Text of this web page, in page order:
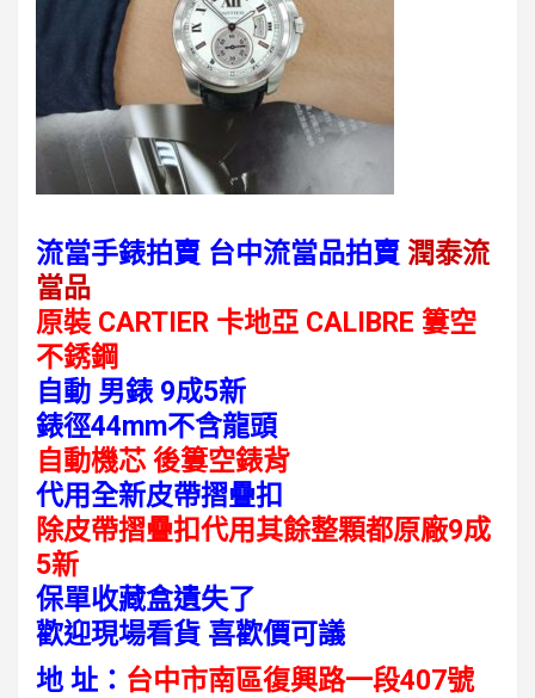
流當手錶拍賣 台中流當品拍賣 潤泰流
當品
原裝 CARTIER 卡地亞 CALIBRE 簍空
不銹鋼
自動 男錶 9成5新
錶徑44mm不含龍頭
自動機芯 後簍空錶背
代用全新皮帶摺疊扣
除皮帶摺疊扣代用其餘整顆都原廠9成
5新
保單收藏盒遺失了
歡迎現場看貨 喜歡價可議
地 址： 台中市南區復興路一段407號